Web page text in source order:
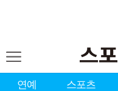
연예 스포츠